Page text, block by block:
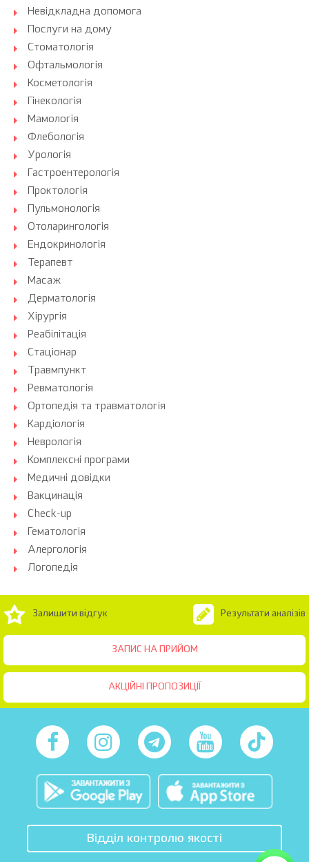
Невідкладна допомога
Послуги на дому
Стоматологія
Офтальмологія
Косметологія
Гінекологія
Мамологія
Флебологія
Урологія
Гастроентерологія
Проктологія
Пульмонологія
Отоларингологія
Ендокринологія
Терапевт
Масаж
Дерматологія
Хірургія
Реабілітація
Стаціонар
Травмпункт
Ревматологія
Ортопедія та травматологія
Кардіологія
Неврологія
Комплексні програми
Медичні довідки
Вакцинація
Check-up
Гематологія
Алергологія
Логопедія
ЗАПИС НА ПРИЙОМ
Залишити відгук Результати аналізів
АКЦІЙНІ ПРОПОЗИЦІЇ
Відділ контролю якості